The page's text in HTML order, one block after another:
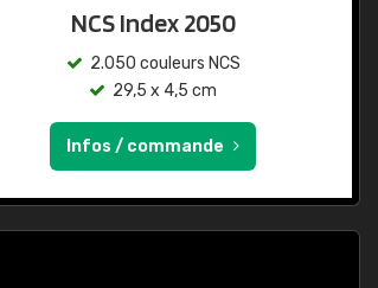
NCS Index 2050
2.050 couleurs NCS
29,5 x 4,5 cm
Infos / commande